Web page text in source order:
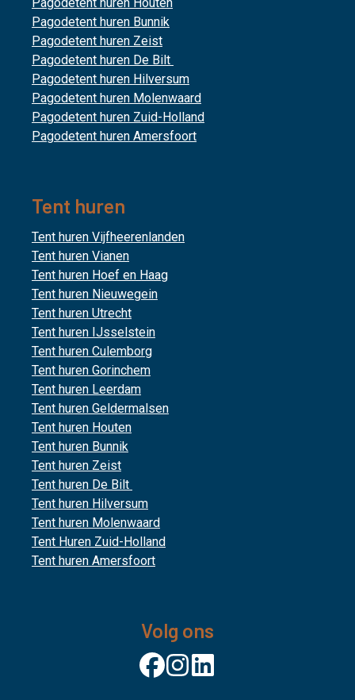
Pagodetent huren Houten
Pagodetent huren Bunnik
Pagodetent huren Zeist
Pagodetent huren De Bilt
Pagodetent huren Hilversum
Pagodetent huren Molenwaard
Pagodetent huren Zuid-Holland
Pagodetent huren Amersfoort
Tent huren
Tent huren Vijfheerenlanden
Tent huren Vianen
Tent huren Hoef en Haag
Tent huren Nieuwegein
Tent huren Utrecht
Tent huren IJsselstein
Tent huren Culemborg
Tent huren Gorinchem
Tent huren Leerdam
Tent huren Geldermalsen
Tent huren Houten
Tent huren Bunnik
Tent huren Zeist
Tent huren De Bilt
Tent huren Hilversum
Tent huren Molenwaard
Tent Huren Zuid-Holland
Tent huren Amersfoort
Volg ons